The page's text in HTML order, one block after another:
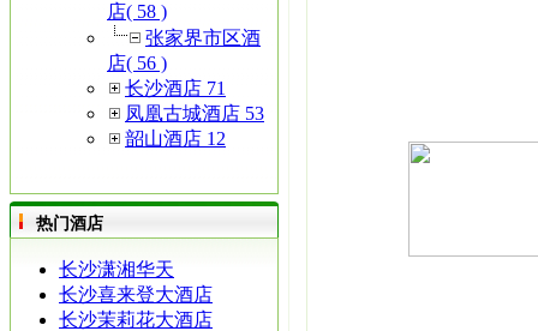
店( 58 )
张家界市区酒
店( 56 )
长沙酒店 71
凤凰古城酒店 53
韶山酒店 12
热门酒店
长沙潇湘华天
长沙喜来登大酒店
长沙茉莉花大酒店